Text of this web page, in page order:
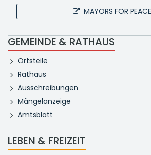
MAYORS FOR PEACE
GEMEINDE & RATHAUS
Ortsteile
Rathaus
Ausschreibungen
Mängelanzeige
Amtsblatt
LEBEN & FREIZEIT